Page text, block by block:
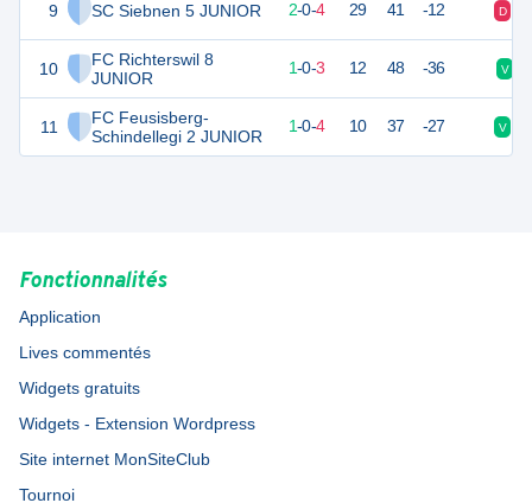
9 SC Siebnen 5 JUNIOR
10
FC Richterswil 8
JUNIOR
11
FC Feusisberg-
Schindellegi 2 JUNIOR
6 6 2-0-4 29 41 -12 D
1-0-3 12 48 -36 V
3 5 1-0-4 10 37 -27 V
Fonctionnalités
Application
Lives commentés
Widgets gratuits
Widgets - Extension Wordpress
Site internet MonSiteClub
Tournoi